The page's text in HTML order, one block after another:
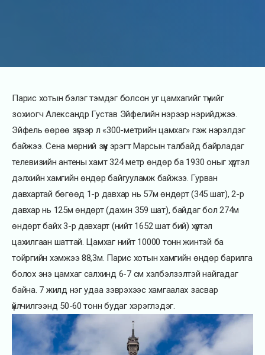
Парис хотын бэлэг тэмдэг болсон уг цамхагийг түүнийг
зохиогч Александр Густав Эйфелийн нэрээр нэрийджээ.
Эйфель өөрөө зүгээр л «300-метрийн цамхаг» гэж нэрэлдэг
байжээ. Сена мөрний зүүн эрэгт Марсын талбайд байрладаг
телевизийн антены хамт 324 метр өндөр ба 1930 оныг хүртэл
дэлхийн хамгийн өндөр байгууламж байжээ. Гурван
давхартай бөгөөд 1-р давхар нь 57м өндөрт (345 шат), 2-р
давхар нь 125м өндөрт (дахин 359 шат), байдаг бол 274м
өндөрт байх 3-р давхарт (нийт 1652 шат бий) хүртэл
цахилгаан шаттай. Цамхаг нийт 10000 тонн жинтэй ба
тойргийн хэмжээ 88,3м. Парис хотын хамгийн өндөр барилга
болох энэ цамхаг салхинд 6-7 см хэлбэлзэлтэй найгадаг
байна. 7 жилд нэг удаа зэврэхээс хамгаалах засвар
үйлчилгээнд 50-60 тонн будаг хэрэглэдэг.